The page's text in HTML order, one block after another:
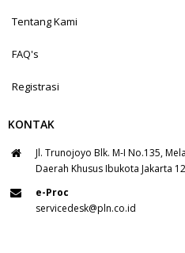
Tentang Kami
FAQ's
Registrasi
KONTAK
Jl. Trunojoyo Blk. M-I No.135,
Daerah Khusus Ibukota Jakarta
e-Proc
servicedesk@pln.co.id